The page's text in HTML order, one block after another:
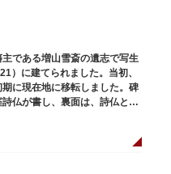
である増山雪斎の遺志で写生
）に建てられました。当初、
に現在地に移転しました。碑
仏が書し、裏面は、詩仏と菊